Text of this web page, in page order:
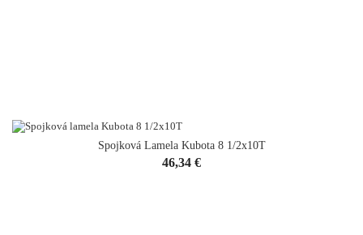
Spojková Lamela Kubota 8 1/2x10T
Cena
46,34 €